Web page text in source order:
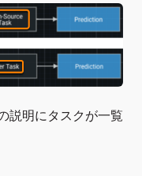
説明にタスクが一覧